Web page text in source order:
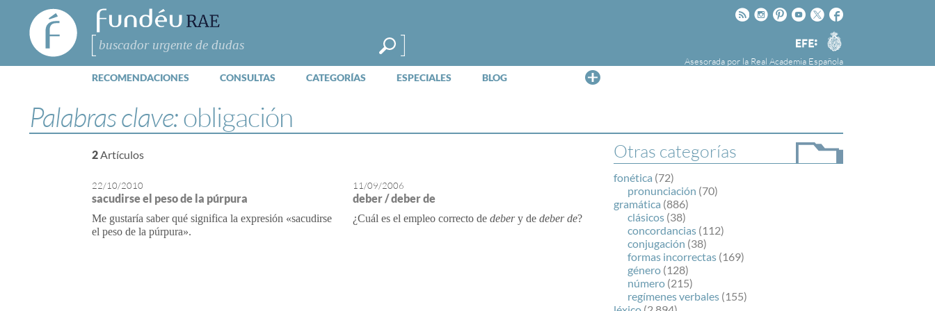
FundéuRAE
- Fundación
del Español
Urgente
Buscar
Facebook
Twitter
Youtube
Pinteres
Instagram
Rss
Agencia
EFE
Asesorada por la Real Academia Española
RECOMENDACIONES CONSULTAS CATEGORÍAS ESPECIALES BLOG
la Agencia Efe y la Real Academia Española,
cuyo objetivo es colaborar con el buen uso del
español en los medios de comunicación y en
Internet.
Palabras clave:obligación
Otras categorías
fonética (72)
pronunciación (70)
gramática (886)
clásicos (38)
concordancias (112)
conjugación (38)
formas incorrectas (169)
género (128)
número (215)
regímenes verbales (155)
2Artículos
22/10/2010
sacudirse el peso de la púrpura
Me gustaría saber qué significa la expresión «sacudirse
el peso de la púrpura».
11/09/2006
deber / deber de
¿Cuál es el empleo correcto de debery de deber de?